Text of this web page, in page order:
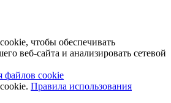
чтобы обеспечивать
веб-сайта и анализировать сетевой
файлов cookie
Правила использования